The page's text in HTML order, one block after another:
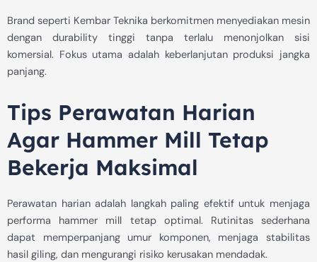
Brand seperti Kembar Teknika berkomitmen menyediakan mesin
dengan durability tinggi tanpa terlalu menonjolkan sisi
komersial. Fokus utama adalah keberlanjutan produksi jangka
panjang.
Tips Perawatan Harian
Agar Hammer Mill Tetap
Bekerja Maksimal
Perawatan harian adalah langkah paling efektif untuk menjaga
performa hammer mill tetap optimal. Rutinitas sederhana
dapat memperpanjang umur komponen, menjaga stabilitas
hasil giling, dan mengurangi risiko kerusakan mendadak.